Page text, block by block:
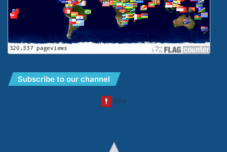
Subscribe to our channel